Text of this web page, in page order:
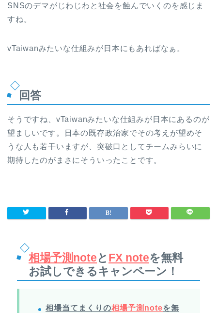
SNSのデマがじわじわと社会を蝕んでいくのを感じま
すね。
vTaiwanみたいな仕組みが日本にもあればなぁ。
回答
そうですね、vTaiwanみたいな仕組みが日本にあるのが
望ましいです。日本の既存政治家でその考えが望めそ
うな人も若干いますが、突破口としてチームみらいに
期待したのがまさにそういったことです。
相場予測noteとFX noteを無料
お試しできるキャンペーン！
相場当てまくりの相場予測noteを無